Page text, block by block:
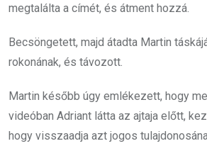
megtalálta a címét, és átment hozzá.
Becsöngetett, majd átadta Martin
rokonának, és távozott.
Martin később úgy emlékezett, hogy
videóban Adriant látta az ajtaja előtt,
hogy visszaadja azt jogos